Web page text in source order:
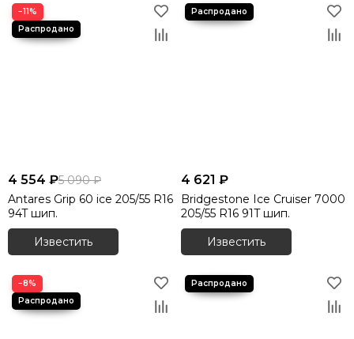
−11%
4 554 ₽5 090 ₽
Antares Grip 60 ice 205/55 R16
94T шип.
Известить
4 621 ₽
Bridgestone Ice Cruiser 7000
205/55 R16 91T шип.
Известить
−8%